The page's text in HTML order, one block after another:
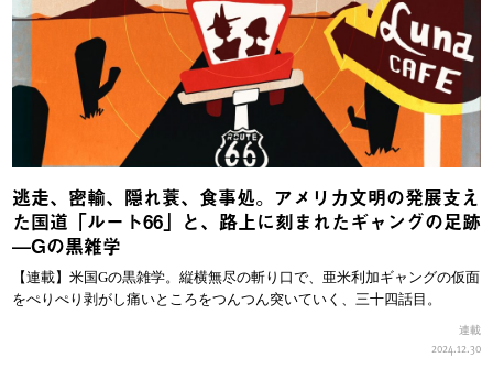
逃走、密輸、隠れ蓑、食事処。アメリカ文明の発展支え
た国道「ルート66」と、路上に刻まれたギャングの足跡
—Gの黒雑学
【連載】米国Gの黒雑学。縦横無尽の斬り口で、亜米利加ギャングの仮面
をぺりぺり剥がし痛いところをつんつん突いていく、三十四話目。
連載
2024.12.30